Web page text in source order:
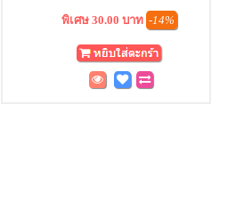
พิเศษ 30.00 บาท -14%